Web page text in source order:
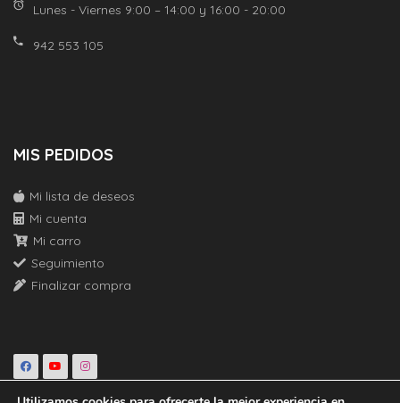
Lunes - Viernes 9:00 – 14:00 y 16:00 - 20:00
942 553 105
MIS PEDIDOS
Mi lista de deseos
Mi cuenta
Mi carro
Seguimiento
Finalizar compra